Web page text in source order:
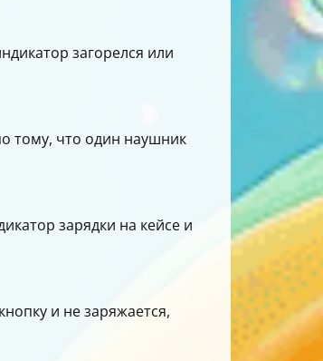
загорелся или
тому, что один наушник
зарядки на кейсе и
и не заряжается,